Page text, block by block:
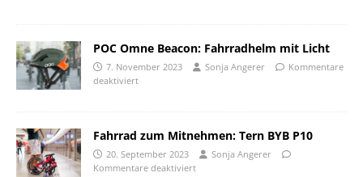
POC Omne Beacon: Fahrradhelm mit Licht
7. November 2023 Sonja Angerer
Kommentare
deaktiviert
Fahrrad zum Mitnehmen: Tern BYB P10
20. September 2023
Sonja Angerer
Kommentare deaktiviert